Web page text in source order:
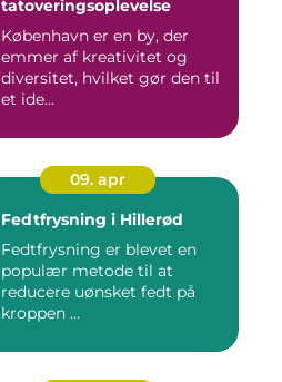
tatoveringsoplevelse
København er en by, der
emmer af kreativitet og
diversitet, hvilket gør den til
et ide...
09. apr
Fedtfrysning i Hillerød
Fedtfrysning er blevet en
populær metode til at
reducere uønsket fedt på
kroppen ...